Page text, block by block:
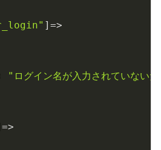
]=>
"ログイン名が入力されていない